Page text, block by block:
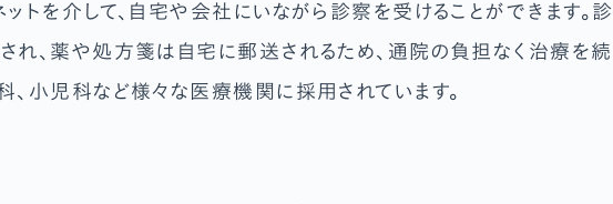
トを介して、自宅や会社にいながら診察を受けることができます。診
れ、薬や処方箋は自宅に郵送されるため、通院の負担なく治療を続
、小児科など様々な医療機関に採用されています。